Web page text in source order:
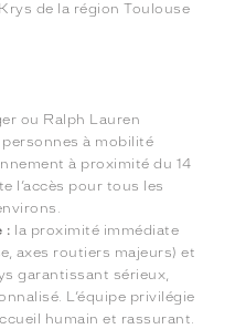
de la région Toulouse
ou Ralph Lauren
à mobilité
à proximité du 14
l’accès pour tous les
: la proximité immédiate
axes routiers majeurs) et
garantissant sérieux,
L’équipe privilégie
humain et rassurant.